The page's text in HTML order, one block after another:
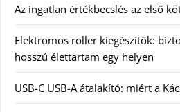
Az ingatlan értékbecslés az első
Elektromos roller kiegészítők:
hosszú élettartam egy helyen
USB-C USB-A átalakító: miért a